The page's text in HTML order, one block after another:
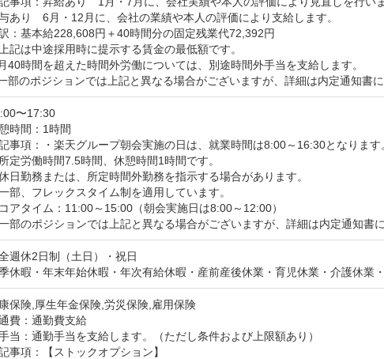
あり　6月・12月に、会社の業績や本人の評価により支給します。
：基本給228,608円＋40時間分の固定残業代72,392円
記は中途採用時に提示する賃金の最低額です。
40時間を超えた時間外労働については、別途時間外手当を支給します。
部のポジションでは上記と異なる場合がございますが、詳細は内定通知書
〜17:30
時間：1時間
事項：・楽天グループ朝会実施の日は、就業時間は8:00～16:30となります
所定労働時間7.5時間、休憩時間1時間です。
休日勤務または、所定時間外勤務を指示する場合があります。
一部、フレックスタイム制を適用しています。
アタイム：11:00～15:00（朝会実施日は8:00～12:00）
一部のポジションでは上記と異なる場合がございますが、詳細は内定通知書
週休2日制（土日）・祝日
休暇・年末年始休暇・年次有給休暇・産前産後休業・育児休業・介護休業
保険,厚生年金保険,労災保険,雇用保険
費：通勤費支給
当：通勤手当を支給します。（ただし条件および上限額あり）
事項：【ストックオプション】